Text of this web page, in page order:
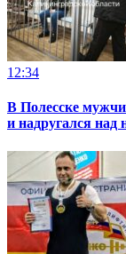
12:34
В Полесске
и надругался